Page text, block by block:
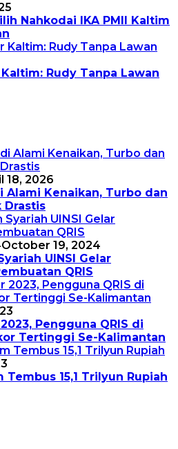
Nahkodai IKA PMII Kaltim
Rudy Tanpa Lawan
18, 2026
Alami Kenaikan, Turbo dan
Drastis
October 19, 2024
UINSI Gelar
QRIS
Pengguna QRIS di
Tertinggi Se-Kalimantan
Tembus 15,1 Trilyun Rupiah